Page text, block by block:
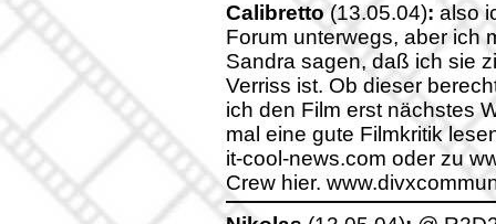
Calibretto(13.05.04): also
Forum unterwegs, aber ich
Sandra sagen, daß ich sie
Verriss ist. Ob dieser
ich den Film erst nächstes
mal eine gute Filmkritik
it-cool-news.com oder zu
Crew hier.